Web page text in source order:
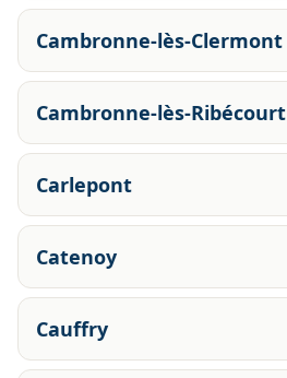
Cambronne-lès-Clermont
Cambronne-lès-Ribécourt
Carlepont
Catenoy
Cauffry